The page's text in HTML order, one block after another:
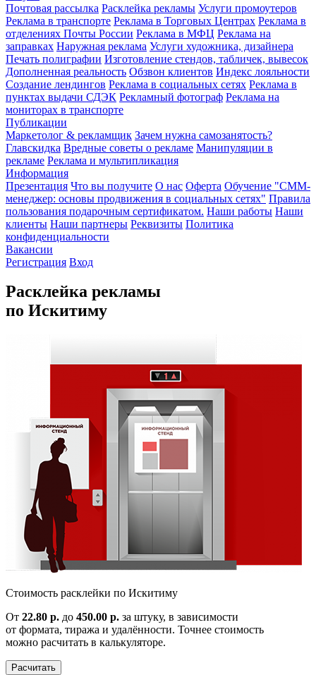
Почтовая рассылка Расклейка рекламы Услуги промоутеров
Реклама в транспорте Реклама в Торговых Центрах Реклама в
отделениях Почты России Реклама в МФЦ Реклама на
заправках Наружная реклама Услуги художника, дизайнера
Печать полиграфии Изготовление стендов, табличек, вывесок
Дополненная реальность Обзвон клиентов Индекс лояльности
Создание лендингов Реклама в социальных сетях Реклама в
пунктах выдачи СДЭК Рекламный фотограф Реклама на
мониторах в транспорте
Публикации
Маркетолог & рекламщик Зачем нужна самозанятость?
Главскидка Вредные советы о рекламе Манипуляции в
рекламе Реклама и мультипликация
Информация
Презентация Что вы получите О нас Оферта Обучение "СМM-
менеджер: основы продвижения в социальных сетях" Правила
пользования подарочным сертификатом. Наши работы Наши
клиенты Наши партнеры Реквизиты Политика
конфиденциальности
Вакансии
Регистрация Вход
Расклейка рекламы
по Искитиму
Cтоимость расклейки по Искитиму
От 22.80 р. до 450.00 р. за штуку, в зависимости
от формата, тиража и удалённости. Точнее стоимость
можно расчитать в калькуляторе.
Расчитать